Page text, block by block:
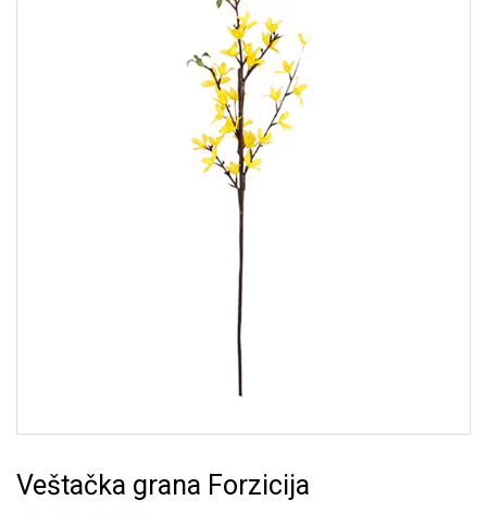
Veštačka grana Forzicija